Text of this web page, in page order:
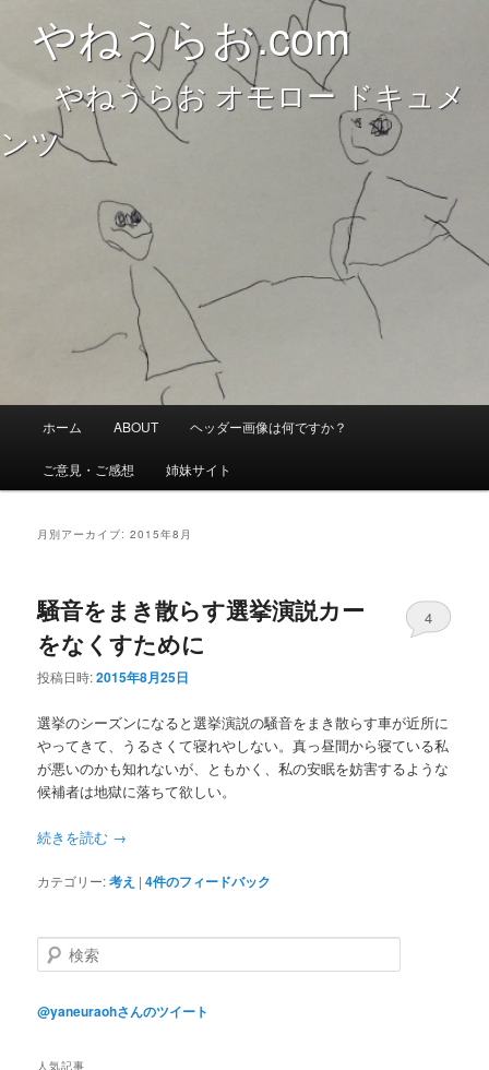
やねうらお.com
やねうらお.com
やねうらお オモロー ドキュメ
ンツ
メ
メ
イ
ン
テ
ツ
へ
移
サ
ブ
テ
ン
へ
移
動
ホーム ABOUT ヘッダー画像は何ですか？
ご意見・ご感想 姉妹サイト
月別アーカイブ:2015年8月
騒音をまき散らす選挙演説カー
をなくすために
投稿日時:2015年8月25日
4
選挙のシーズンになると選挙演説の騒音をまき散らす車が近所に
やってきて、うるさくて寝れやしない。真っ昼間から寝ている私
が悪いのかも知れないが、ともかく、私の安眠を妨害するような
候補者は地獄に落ちて欲しい。
続きを読む →
カテゴリー:考え |4件のフィードバック
検
索
@yaneuraohさんのツイート
人気記事